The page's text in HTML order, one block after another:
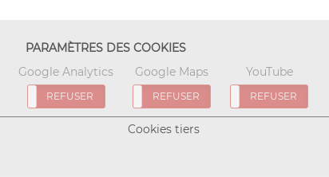
PARAMÈTRES DES COOKIES
Google Analytics
REFUSER
Google Maps
J'ACCEPTE REFUSER
YouTube
J'ACCEPTE REFUSER
Cookies tiers